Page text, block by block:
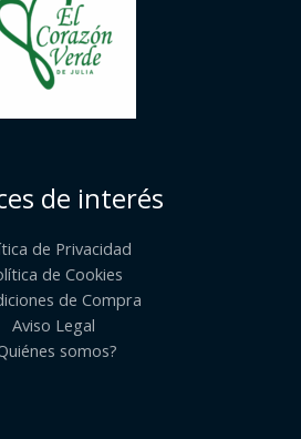
de interés
de Privacidad
de Cookies
de Compra
Aviso Legal
somos?​